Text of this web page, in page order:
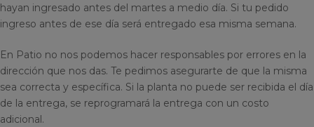
hayan ingresado antes del martes a medio día. Si tu pedido
ingreso antes de ese día será entregado esa misma semana.
En Patio no nos podemos hacer responsables por errores en la
dirección que nos das. Te pedimos asegurarte de que la misma
sea correcta y específica. Si la planta no puede ser recibida el día
de la entrega, se reprogramará la entrega con un costo
adicional.